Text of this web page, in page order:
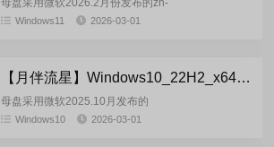
cn_windows_11_consumer_25h2_updated_2026_x64
Windows11 2026-03-01
【月伴流星】Windows10_22H2_x64 极限精简专业版+专工版2026.03
母盘采用微软2025.10月发布的
Windows10_consumer_editions_22h2_2025_x64
Windows10 2026-03-01